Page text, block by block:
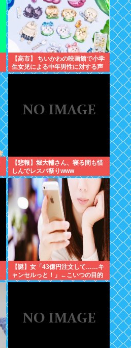
【高市】 ちいかわの映画館で小学
生女児による中年男性に対する声
かけが発生 映画特典をおねだり
【悲報】堀大輔さん、寝る間も惜
しんでレスバ祭りwww
【謎】女「43億円注文して……キ
ャンセルっと！」←こいつの目的
ｗ